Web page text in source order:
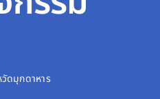
ดมุกดาหาร